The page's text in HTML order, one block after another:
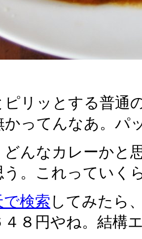
リッとする普通
かってんなあ。パ
どんなカレーかと
う。これっていく
で検索 してみたら
８円やね。結構